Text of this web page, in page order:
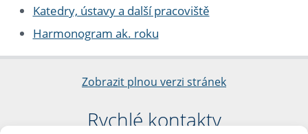
Katedry, ústavy a další pracoviště
Harmonogram ak. roku
Zobrazit plnou verzi stránek
Rychlé kontakty